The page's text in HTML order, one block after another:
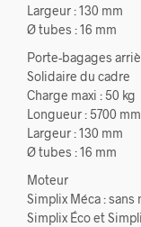
Largeur : 130 mm
Ø tubes : 16 mm
Porte-bagages
Solidaire du cadre
Charge maxi : 50 kg
Longueur : 5700 mm
Largeur : 130 mm
Ø tubes : 16 mm
Moteur
Simplix Méca : sans
Simplix Éco et